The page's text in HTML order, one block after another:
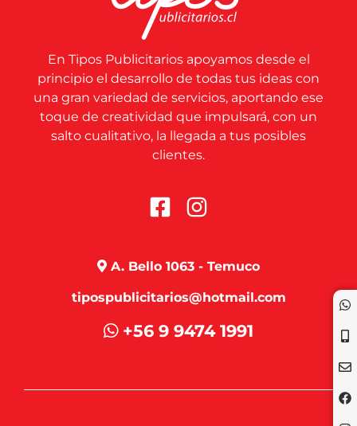
En Tipos Publicitarios apoyamos desde el
principio el desarrollo de todas tus ideas con
una gran variedad de servicios, aportando ese
toque de creatividad que impulsará, con un
salto cualitativo, la llegada a tus posibles
clientes.
A. Bello 1063 - Temuco
tipospublicitarios@hotmail.com
+56 9 9474 1991